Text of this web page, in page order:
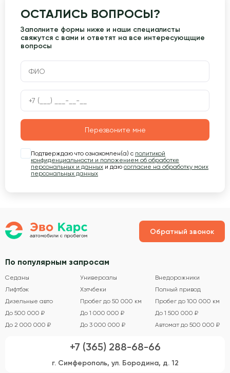
ОСТАЛИСЬ ВОПРОСЫ?
Заполните формы ниже и наши специалисты
свяжутся с вами и ответят на все интересующщие
вопросы
Перезвоните мне
Подтверждаю что ознакомлен(а) с политикой
конфиденциальности и положением об обработке
персональных и данных и даю согласие на обработку моих
персональных данных
Обратный звонок
По популярным запросам
Седаны Универсалы
Внедорожники
Лифтбэк
Хэтчбеки
Полный привод
Дизельные авто
Пробег до 50 000 км
Пробег до 100 000 км
До 500 000 ₽
До 1 000 000 ₽
До 1 500 000 ₽
До 2 000 000 ₽
До 3 000 000 ₽ Автомат до 500 000 ₽
+7 (365) 288-68-66
г. Симферополь, ул. Бородина, д. 12